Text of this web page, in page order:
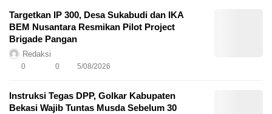
Targetkan IP 300, Desa Sukabudi dan IKA
BEM Nusantara Resmikan Pilot Project
Brigade Pangan
Redaksi
0 0 5/08/2026
Instruksi Tegas DPP, Golkar Kabupaten
Bekasi Wajib Tuntas Musda Sebelum 30